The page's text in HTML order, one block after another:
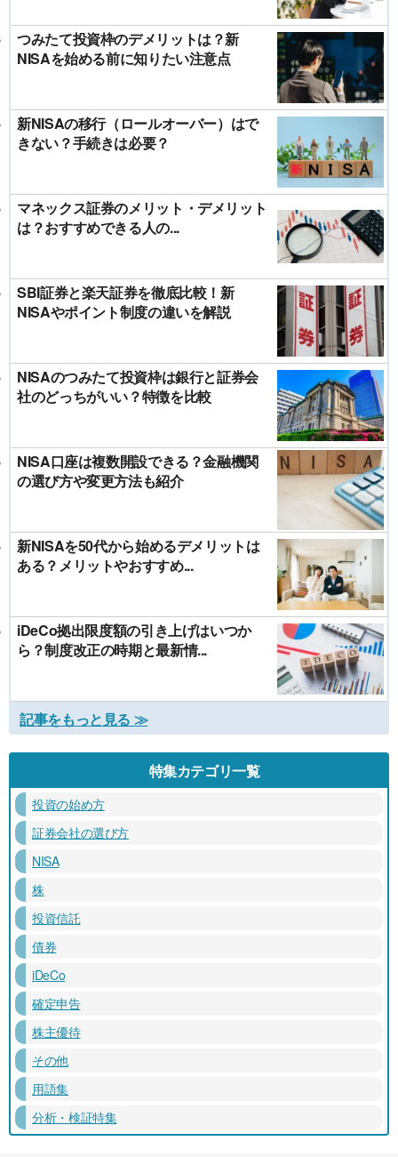
つみたて投資枠のデメリットは？新
NISAを始める前に知りたい注意点
新NISAの移行（ロールオーバー）はで
きない？手続きは必要？
マネックス証券のメリット・デメリット
は？おすすめできる人の...
SBI証券と楽天証券を徹底比較！新
NISAやポイント制度の違いを解説
NISAのつみたて投資枠は銀行と証券会
社のどっちがいい？特徴を比較
NISA口座は複数開設できる？金融機関
の選び方や変更方法も紹介
新NISAを50代から始めるデメリットは
ある？メリットやおすすめ...
iDeCo拠出限度額の引き上げはいつか
ら？制度改正の時期と最新情...
記事をもっと見る ≫
特集カテゴリ一覧
投資の始め方
証券会社の選び方
NISA
株
投資信託
債券
iDeCo
確定申告
株主優待
その他
用語集
分析・検証特集